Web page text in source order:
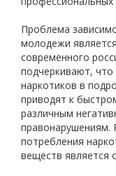
Проблема
молодежи
современного
подчеркивают,
наркотиков в
приводят к
различным
правонарушениям.
потребления
веществ является